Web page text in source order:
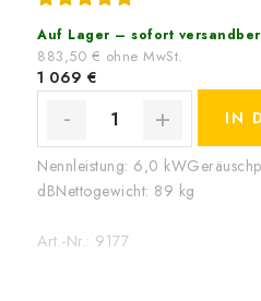
Auf Lager – sofort
883,50 € ohne MwSt.
1 069 €
IN
Nennleistung: 6,0
dBNettogewicht: 89 kg
Art.-Nr.: 9177